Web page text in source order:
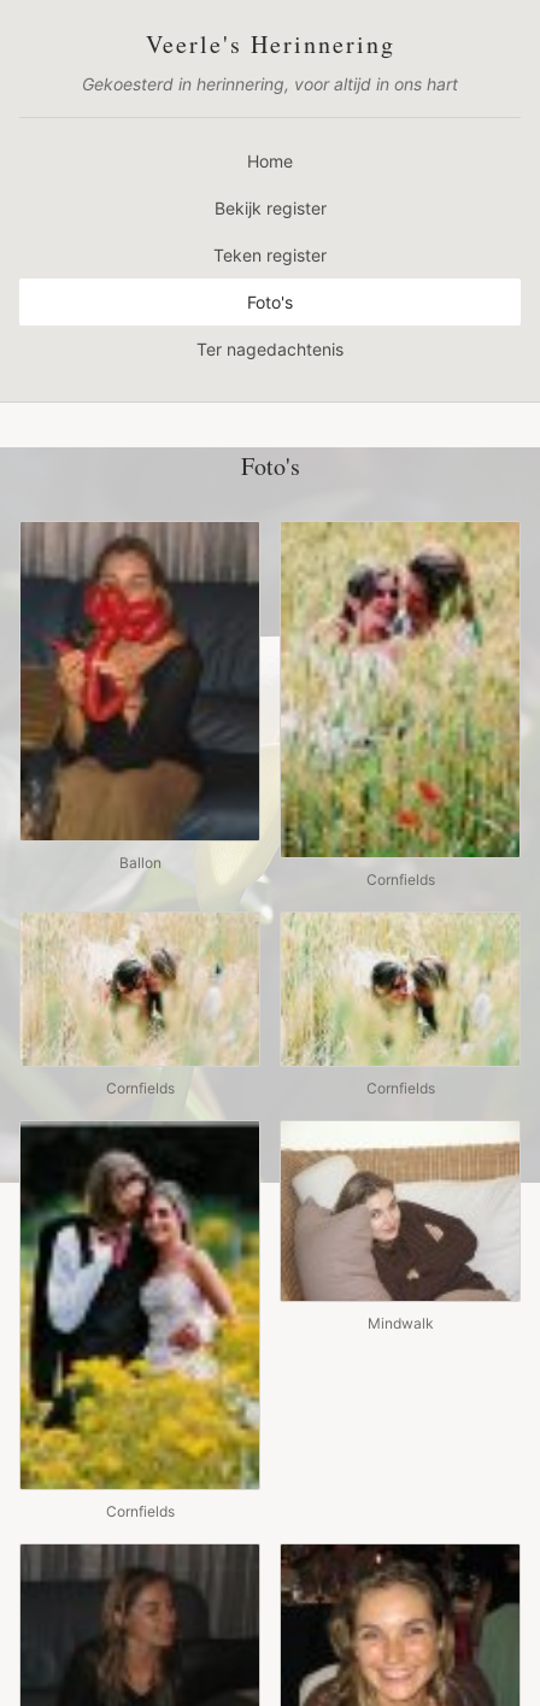
Veerle's Herinnering
Gekoesterd in herinnering, voor altijd in ons hart
Home
Bekijk register
Teken register
Foto's
Ter nagedachtenis
Foto's
Ballon
Cornfields
Cornfields Cornfields
Cornfields
Mindwalk